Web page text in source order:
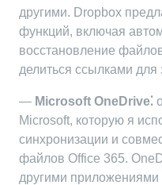
другими. Dropbox
функций, включая
восстановление
делиться ссылками для
— Microsoft OneDrive⁚
Microsoft, которую я
синхронизации и
файлов Office 365.
другими приложениями